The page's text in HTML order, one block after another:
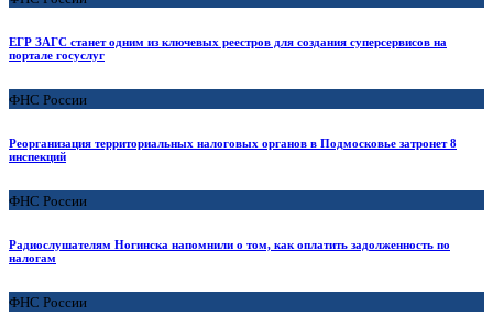
ЕГР ЗАГС станет одним из ключевых реестров для создания суперсервисов на
портале госуслуг
ФНС России
Реорганизация территориальных налоговых органов в Подмосковье затронет 8
инспекций
ФНС России
Радиослушателям Ногинска напомнили о том, как оплатить задолженность по
налогам
ФНС России